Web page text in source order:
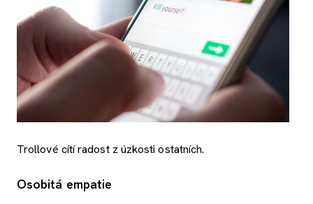
Trollové cítí radost z úzkosti ostatních.
Osobitá empatie